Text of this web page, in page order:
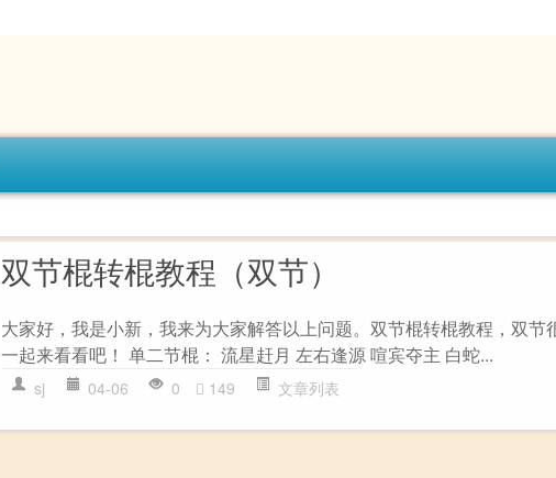
双节棍转棍教程（双节）
大家好，我是小新，我来为大家解答以上问题。双节棍转棍教程，双节
一起来看看吧！ 单二节棍： 流星赶月 左右逢源 喧宾夺主 白蛇...
sj 04-06 0 149 文章列表